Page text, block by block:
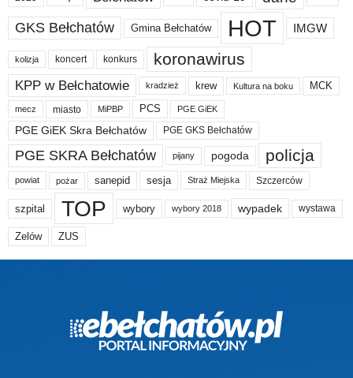
GKS Bełchatów Gmina Bełchatów HOT IMGW
kolizja koncert konkurs koronawirus
KPP w Bełchatowie kradzież krew Kultura na boku MCK
mecz miasto MiPBP PCS PGE GiEK
PGE GiEK Skra Bełchatów PGE GKS Bełchatów
PGE SKRA Bełchatów pijany pogoda policja
powiat pożar sanepid sesja Straż Miejska Szczerców
szpital TOP wybory wybory 2018 wypadek wystawa
Zelów ZUS